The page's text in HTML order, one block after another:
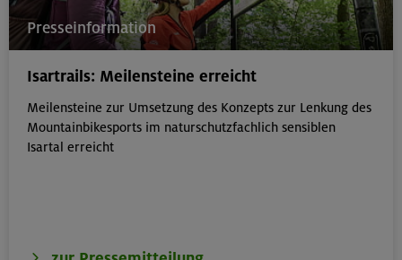
Presseinformation
Isartrails: Meilensteine erreicht
Meilensteine zur Umsetzung des Konzepts zur Lenkung des
Mountainbikesports im naturschutzfachlich sensiblen
Isartal erreicht